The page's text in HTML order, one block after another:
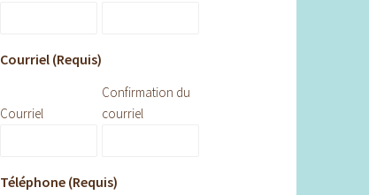
Courriel (Requis)
Courriel
Confirmation du
courriel
Téléphone (Requis)